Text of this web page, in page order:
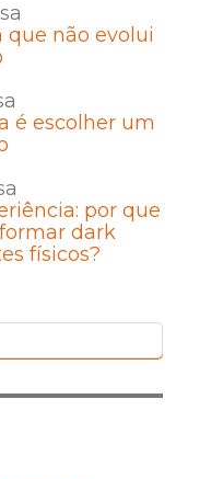
que não evolui
é escolher um
por que
dark
físicos?